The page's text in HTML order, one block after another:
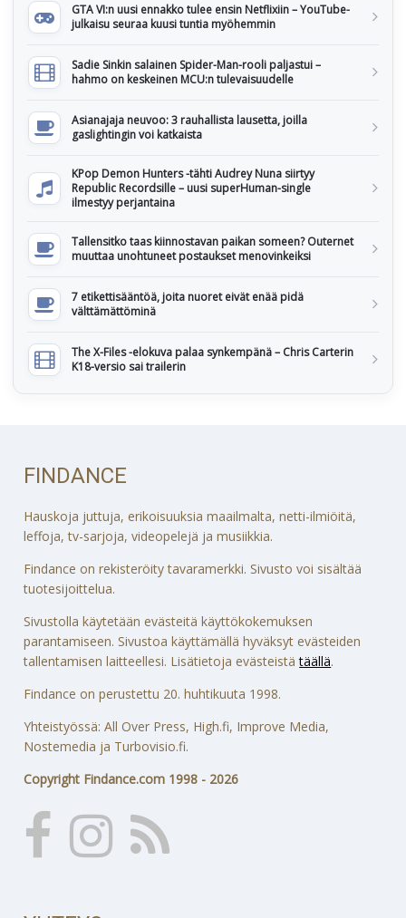
GTA VI:n uusi ennakko tulee ensin Netflixiin – YouTube-
julkaisu seuraa kuusi tuntia myöhemmin
Sadie Sinkin salainen Spider-Man-rooli paljastui –
hahmo on keskeinen MCU:n tulevaisuudelle
Asianajaja neuvoo: 3 rauhallista lausetta, joilla
gaslightingin voi katkaista
KPop Demon Hunters -tähti Audrey Nuna siirtyy
Republic Recordsille – uusi superHuman-single
ilmestyy perjantaina
Tallensitko taas kiinnostavan paikan someen? Outernet
muuttaa unohtuneet postaukset menovinkeiksi
7 etikettisääntöä, joita nuoret eivät enää pidä
välttämättöminä
The X-Files -elokuva palaa synkempänä – Chris Carterin
K18-versio sai trailerin
FINDANCE
Hauskoja juttuja, erikoisuuksia maailmalta, netti-ilmiöitä,
leffoja, tv-sarjoja, videopelejä ja musiikkia.
Findance on rekisteröity tavaramerkki. Sivusto voi sisältää
tuotesijoittelua.
Sivustolla käytetään evästeitä käyttökokemuksen
parantamiseen. Sivustoa käyttämällä hyväksyt evästeiden
tallentamisen laitteellesi. Lisätietoja evästeistätäällä.
Findance on perustettu 20. huhtikuuta 1998.
Yhteistyössä: All Over Press, High.fi, Improve Media,
Nostemedia ja Turbovisio.fi.
Copyright Findance.com 1998 - 2026